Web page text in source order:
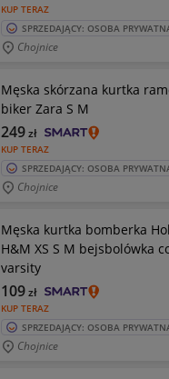
KUP TERAZ
SPRZEDAJĄCY: OSOBA
Chojnice
Męska skórzana kurtka
biker Zara S M
KUP TERAZ
249zł
SPRZEDAJĄCY: OSOBA
Chojnice
Męska kurtka bomberka
H&M XS S M bejsbolówka
varsity
KUP TERAZ
109zł
SPRZEDAJĄCY: OSOBA
Chojnice